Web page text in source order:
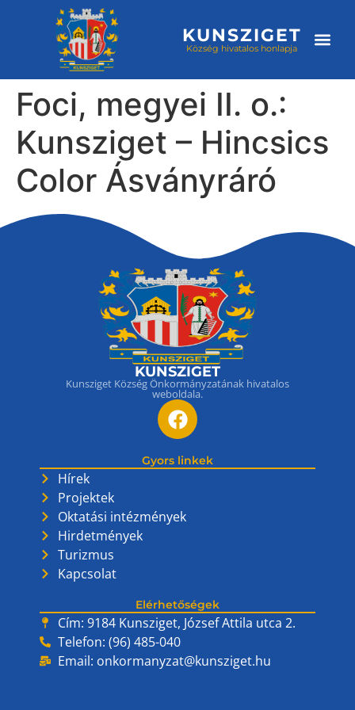
KUNSZIGET
Község hivatalos honlapja
Foci, megyei II. o.:
Kunsziget – Hincsics
Color Ásványráró
KUNSZIGET
Kunsziget Község Önkormányzatának hivatalos
weboldala.
Gyors linkek
Hírek
Projektek
Oktatási intézmények
Hirdetmények
Turizmus
Kapcsolat
Elérhetőségek
Cím: 9184 Kunsziget, József Attila utca 2.
Telefon: (96) 485-040
Email: onkormanyzat@kunsziget.hu